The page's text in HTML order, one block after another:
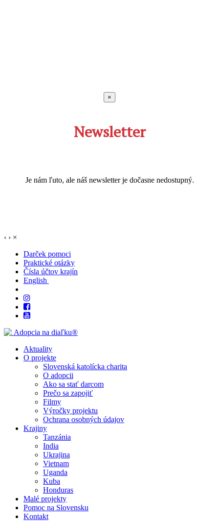
×
Newsletter
Je nám ľuto, ale náš newsletter je dočasne nedostupný.
‹ › ×
Darček pomoci
Praktické otázky
Čísla účtov krajín
English
Aktuality
O projekte
Slovenská katolícka charita
O adopcii
Ako sa stať darcom
Prečo sa zapojiť
Filmy
Výročky projektu
Ochrana osobných údajov
Krajiny
Tanzánia
India
Ukrajina
Vietnam
Uganda
Kuba
Honduras
Malé projekty
Pomoc na Slovensku
Kontakt